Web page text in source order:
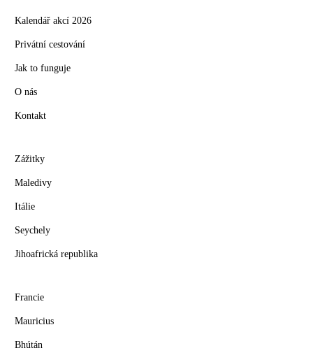
Kalendář akcí 2026
Privátní cestování
Jak to funguje
O nás
Kontakt
Zážitky
Maledivy
Itálie
Seychely
Jihoafrická republika
Francie
Mauricius
Bhútán